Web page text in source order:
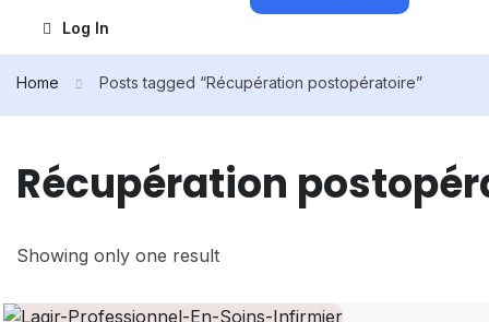
Log In
Home Posts tagged “Récupération postopératoire”
Récupération
Showing only one result